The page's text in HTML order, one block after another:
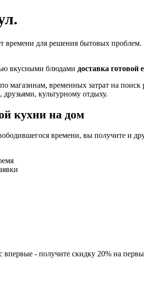
времени для решения бытовых
вкусными блюдами доставка готовой
магазинам, временных затрат на
культурному отдыху.
кухни на дом
времени, вы получите и
- получите скидку 20% на